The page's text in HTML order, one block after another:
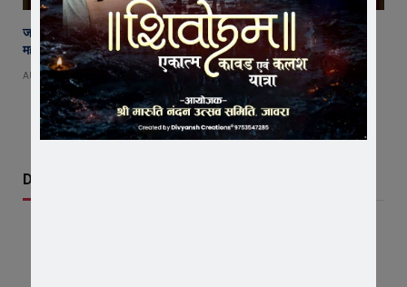
जावरा में बनेगा आस्था का नया केंद्र! आनंदी हनुमान मुक्तिधाम में स्थापित होगी भव्य
महादेव प्रतिमा
AUGUST 8, 2026
Don't Miss